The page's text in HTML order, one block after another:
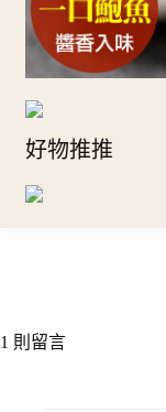
好物推推
1 則留言